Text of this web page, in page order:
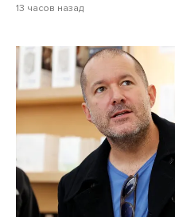
13 часов назад